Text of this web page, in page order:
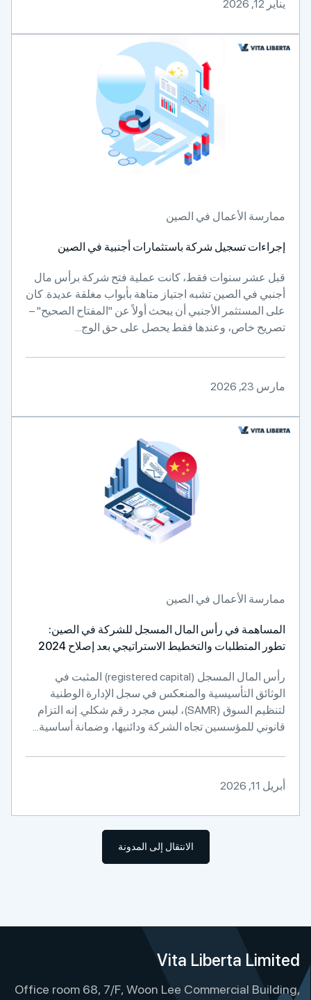
يناير 12, 2026
ممارسة الأعمال في الصين
إجراءات تسجيل شركة باستثمارات أجنبية في الصين
قبل عشر سنوات فقط، كانت عملية فتح شركة برأس مال
أجنبي في الصين تشبه اجتياز متاهة بأبواب مغلقة عديدة. كان
على المستثمر الأجنبي أن يبحث أولاً عن "المفتاح الصحيح" –
تصريح خاص، وعندها فقط يحصل على حق الوج...
مارس 23, 2026
ممارسة الأعمال في الصين
المساهمة في رأس المال المسجل للشركة في الصين:
تطور المتطلبات والتخطيط الاستراتيجي بعد إصلاح 2024
رأس المال المسجل (registered capital) المثبت في
الوثائق التأسيسية والمنعكس في سجل الإدارة الوطنية
لتنظيم السوق (SAMR)، ليس مجرد رقم شكلي. إنه التزام
قانوني للمؤسسين تجاه الشركة ودائنيها، وضمانة أساسية...
أبريل 11, 2026
الانتقال إلى المدونة
Vita Liberta Limited
Office room 68, 7/F, Woon Lee Commercial Building,